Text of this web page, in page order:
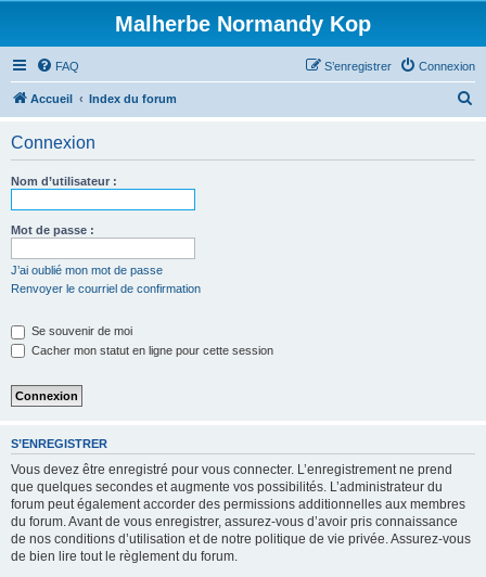
Malherbe Normandy Kop
FAQ Connexion
S’enregistrer
Accueil Index du forum
Connexion
Nom d’utilisateur :
Mot de passe :
J’ai oublié mon mot de passe
Renvoyer le courriel de confirmation
Se souvenir de moi
Cacher mon statut en ligne pour cette session
S’ENREGISTRER
Vous devez être enregistré pour vous connecter. L’enregistrement ne prend
que quelques secondes et augmente vos possibilités. L’administrateur du
forum peut également accorder des permissions additionnelles aux membres
du forum. Avant de vous enregistrer, assurez-vous d’avoir pris connaissance
de nos conditions d’utilisation et de notre politique de vie privée. Assurez-vous
de bien lire tout le règlement du forum.